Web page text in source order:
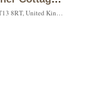
Weybridge, Elmbridge, Surrey, England, KT13 8RT, United Kingdom